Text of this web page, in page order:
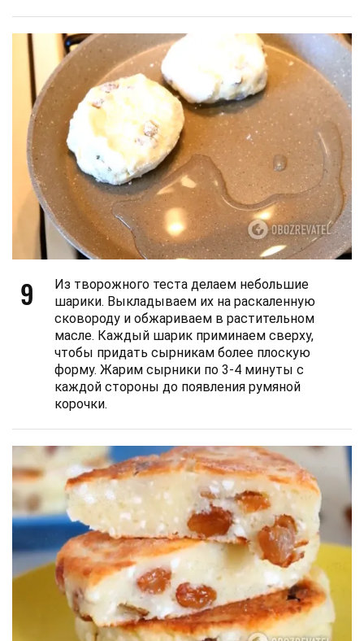
9
Из творожного теста делаем небольшие
шарики. Выкладываем их на раскаленную
сковороду и обжариваем в растительном
масле. Каждый шарик приминаем сверху,
чтобы придать сырникам более плоскую
форму. Жарим сырники по 3-4 минуты с
каждой стороны до появления румяной
корочки.